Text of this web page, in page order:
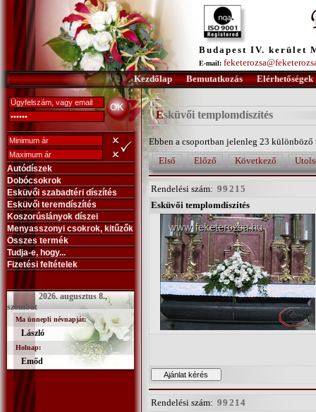
Budapest IV. kerület
E-mail:
Kezdőlap
Bemutatkozás Elérhetőségek
Autódíszek
Dobócsokrok
Esküvői szabadtéri díszítés
Esküvői teremdíszítés
Koszorúslányok díszei
Menyasszonyi csokrok, kitűzők
Összes termék
Tudja-e, hogy...
Fizetési feltételek
2026. augusztus 8.,
szombat
Ma ünnepli névnapját:
László
Holnap:
Emőd
Esküvői templomdíszítés
Ebben a csoportban jelenleg 23
Első
Előző Következő
Rendelési szám: 99215
Esküvői templomdíszítés
Rendelési szám: 99214